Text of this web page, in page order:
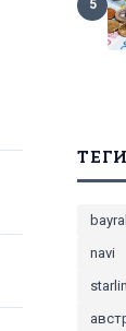
5
ТЕГИ
navi